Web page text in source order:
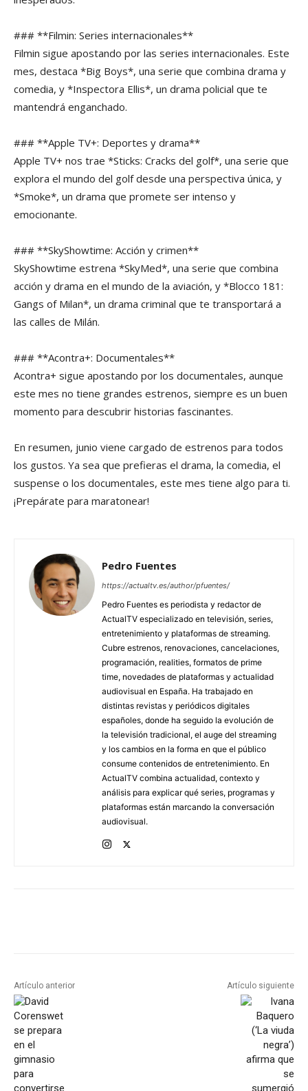
### **Filmin: Series internacionales**
Filmin sigue apostando por las series internacionales. Este
mes, destaca *Big Boys*, una serie que combina drama y
comedia, y *Inspectora Ellis*, un drama policial que te
mantendrá enganchado.
### **Apple TV+: Deportes y drama**
Apple TV+ nos trae *Sticks: Cracks del golf*, una serie que
explora el mundo del golf desde una perspectiva única, y
*Smoke*, un drama que promete ser intenso y
emocionante.
### **SkyShowtime: Acción y crimen**
SkyShowtime estrena *SkyMed*, una serie que combina
acción y drama en el mundo de la aviación, y *Blocco 181:
Gangs of Milan*, un drama criminal que te transportará a
las calles de Milán.
### **Acontra+: Documentales**
Acontra+ sigue apostando por los documentales, aunque
este mes no tiene grandes estrenos, siempre es un buen
momento para descubrir historias fascinantes.
En resumen, junio viene cargado de estrenos para todos
los gustos. Ya sea que prefieras el drama, la comedia, el
suspense o los documentales, este mes tiene algo para ti.
¡Prepárate para maratonear!
Pedro Fuentes
https://actualtv.es/author/pfuentes/
Pedro Fuentes es periodista y redactor de
ActualTV especializado en televisión, series,
entretenimiento y plataformas de streaming.
Cubre estrenos, renovaciones, cancelaciones,
programación, realities, formatos de prime
time, novedades de plataformas y actualidad
audiovisual en España. Ha trabajado en
distintas revistas y periódicos digitales
españoles, donde ha seguido la evolución de
la televisión tradicional, el auge del streaming
y los cambios en la forma en que el público
consume contenidos de entretenimiento. En
ActualTV combina actualidad, contexto y
análisis para explicar qué series, programas y
plataformas están marcando la conversación
audiovisual.
Artículo anterior Artículo siguiente